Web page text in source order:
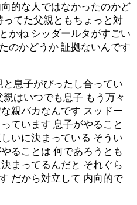
的な人ではなかったのかど
ってた父親ともちょっと対
かね シッダールタがすごい
のかどうか 証拠ないんです
息子がぴったし合ってい
はいつでも息子 もう万々
親バカなんです スッドー
ています 息子がやること
いに決まっている そうい
ることは 何であろうとも
まってるんだと それぐら
だから対立して 内向的で